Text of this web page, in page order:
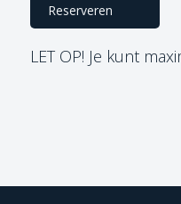
Reserveren
LET OP! Je kunt